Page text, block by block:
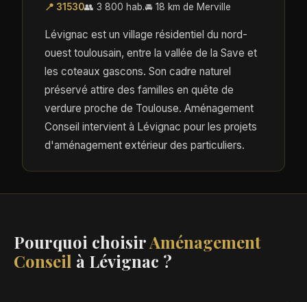
📍 31530👥 3 800 hab.🚘 18 km de Merville
Lévignac est un village résidentiel du nord-
ouest toulousain, entre la vallée de la Save et
les coteaux gascons. Son cadre naturel
préservé attire des familles en quête de
verdure proche de Toulouse. Aménagement
Conseil intervient à Lévignac pour les projets
d'aménagement extérieur des particuliers.
Pourquoi choisirAménagement
Conseil à Lévignac ?